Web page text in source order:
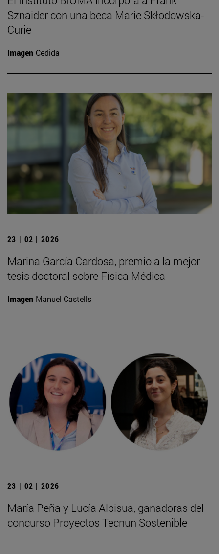
Sznaider con una beca Marie Skłodowska-
Curie
Imagen Cedida
23 | 02 | 2026
Marina García Cardosa, premio a la mejor
tesis doctoral sobre Física Médica
Imagen Manuel Castells
23 | 02 | 2026
María Peña y Lucía Albisua, ganadoras del
concurso Proyectos Tecnun Sostenible